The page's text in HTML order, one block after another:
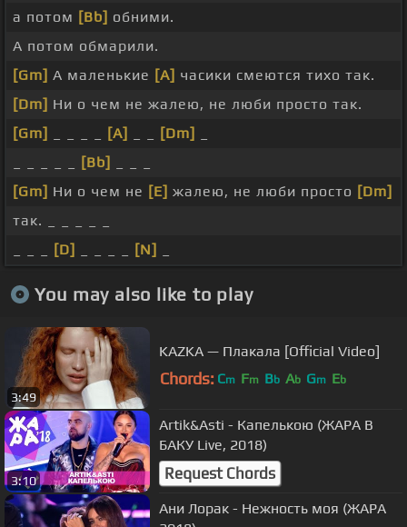
а потом [Bb] обними.
А потом обмарили.
[Gm] А маленькие [A] часики смеются тихо так.
[Dm] Ни о чем не жалею, не люби просто так.
[Gm]
[A] [Dm]
[Bb]
[Gm] Ни о чем не [E] жалею, не люби просто [Dm]
так. _ _ _ _ _
[D] [N]
You may also like to play
3:49
KAZKA — Плакала [Official Video]
Chords: Cm Fm Bb Ab Gm Eb
3:10
Artik&Asti - Капелькою (ЖАРА В
БАКУ Live, 2018)
Request Chords
Ани Лорак - Нежность моя (ЖАРА